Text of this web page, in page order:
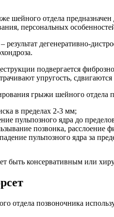
шейного отдела
персональных
результат дегенеративно-
подвергается
упругость,
грыжи шейного отдела
в пределах 2-3 мм;
пульпозного ядра до
позвонка, расслоение
пульпозного ядра за
быть консервативным или
отдела позвоночника